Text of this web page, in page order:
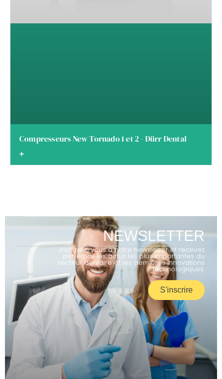
Compresseurs New Tornado 1 et 2 - Dürr Dental
+
NEWSLETTER
Inscrivez-vous à notre newsletter et recevez
par email les actus les plus importantes du
secteur dentaire et les dernières innovations
technologiques.
S'inscrire